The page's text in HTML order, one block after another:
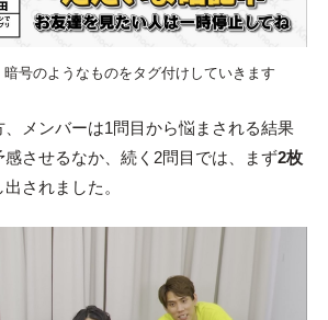
号のようなものをタグ付けしていきます
メンバーは1問目から悩まされる結果
させるなか、続く2問目では、まず2枚
されました。